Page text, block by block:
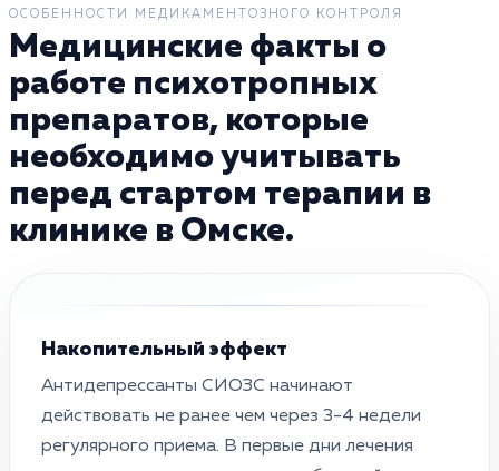
ОСОБЕННОСТИ МЕДИКАМЕНТОЗНОГО КОНТРОЛЯ
Медицинские факты о
работе психотропных
препаратов, которые
необходимо учитывать
перед стартом терапии в
клинике в Омске.
Накопительный эффект
Антидепрессанты СИОЗС начинают
действовать не ранее чем через 3-4 недели
регулярного приема. В первые дни лечения